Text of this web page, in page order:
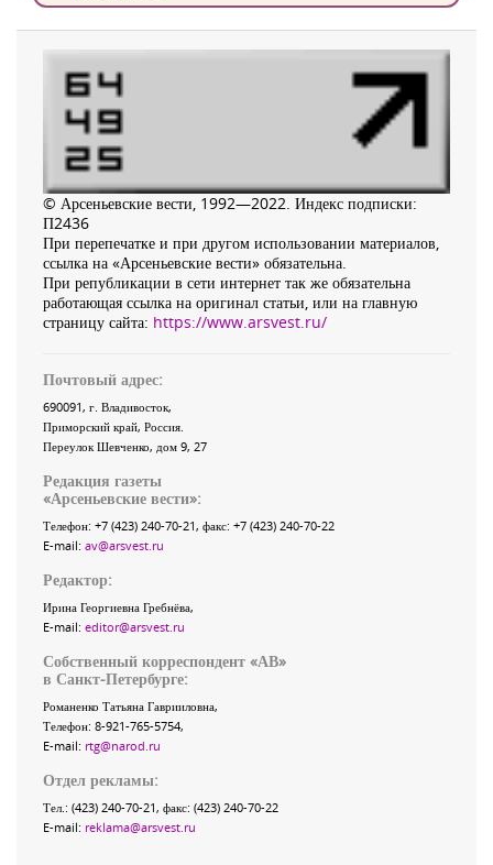
© Арсеньевские вести, 1992—2022. Индекс подписки:
П2436
При перепечатке и при другом использовании материалов,
ссылка на «Арсеньевские вести» обязательна.
При републикации в сети интернет так же обязательна
работающая ссылка на оригинал статьи, или на главную
страницу сайта: https://www.arsvest.ru/
Почтовый адрес:
690091, г. Владивосток,
Приморский край, Россия
Переулок Шевченко, дом 9, 27
Редакция газеты
«Арсеньевские вести»:
Телефон: +7 (423) 240-70-21, факс: +7 (423) 240-70-22
E-mail: av@arsvest.ru
Редактор:
Ирина Георгиевна Гребнёва,
E-mail: editor@arsvest.ru
Собственный корреспондент «АВ»
в Санкт-Петербурге:
Романенко Татьяна Гаврииловна,
Телефон: 8-921-765-5754,
E-mail: rtg@narod.ru
Отдел рекламы:
Тел.: (423) 240-70-21, факс: (423) 240-70-22
E-mail: reklama@arsvest.ru